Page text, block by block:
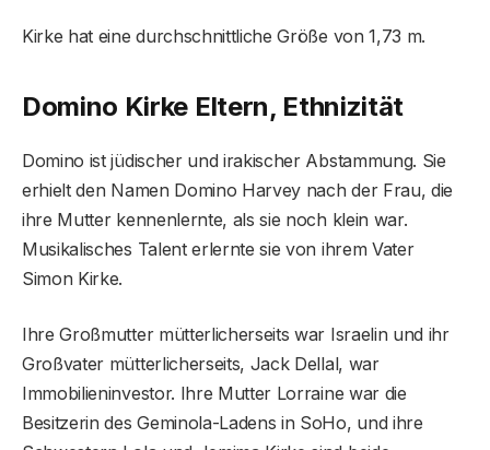
Kirke hat eine durchschnittliche Größe von 1,73 m.
Domino Kirke Eltern, Ethnizität
Domino ist jüdischer und irakischer Abstammung. Sie
erhielt den Namen Domino Harvey nach der Frau, die
ihre Mutter kennenlernte, als sie noch klein war.
Musikalisches Talent erlernte sie von ihrem Vater
Simon Kirke.
Ihre Großmutter mütterlicherseits war Israelin und ihr
Großvater mütterlicherseits, Jack Dellal, war
Immobilieninvestor. Ihre Mutter Lorraine war die
Besitzerin des Geminola-Ladens in SoHo, und ihre